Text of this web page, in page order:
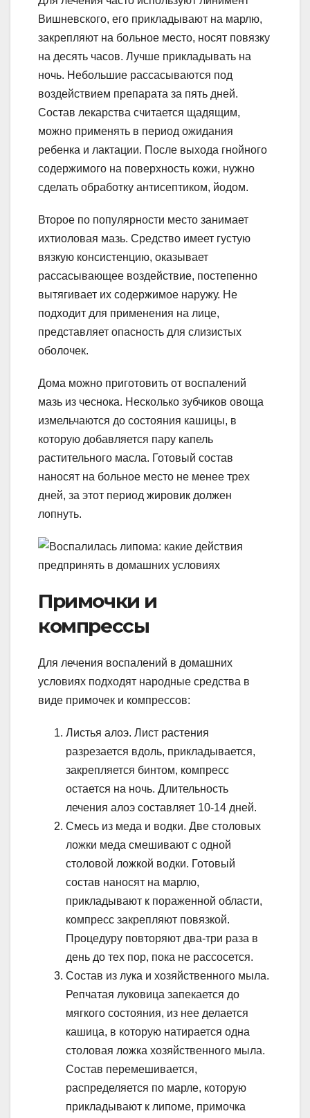
Вишневского, его прикладывают на марлю,
закрепляют на больное место, носят повязку
на десять часов. Лучше прикладывать на
ночь. Небольшие рассасываются под
воздействием препарата за пять дней.
Состав лекарства считается щадящим,
можно применять в период ожидания
ребенка и лактации. После выхода гнойного
содержимого на поверхность кожи, нужно
сделать обработку антисептиком, йодом.
Второе по популярности место занимает
ихтиоловая мазь. Средство имеет густую
вязкую консистенцию, оказывает
рассасывающее воздействие, постепенно
вытягивает их содержимое наружу. Не
подходит для применения на лице,
представляет опасность для слизистых
оболочек.
Дома можно приготовить от воспалений
мазь из чеснока. Несколько зубчиков овоща
измельчаются до состояния кашицы, в
которую добавляется пару капель
растительного масла. Готовый состав
наносят на больное место не менее трех
дней, за этот период жировик должен
лопнуть.
Примочки и
компрессы
Для лечения воспалений в домашних
условиях подходят народные средства в
виде примочек и компрессов:
Листья алоэ. Лист растения
разрезается вдоль, прикладывается,
закрепляется бинтом, компресс
остается на ночь. Длительность
лечения алоэ составляет 10-14 дней.
Смесь из меда и водки. Две столовых
ложки меда смешивают с одной
столовой ложкой водки. Готовый
состав наносят на марлю,
прикладывают к пораженной области,
компресс закрепляют повязкой.
Процедуру повторяют два-три раза в
день до тех пор, пока не рассосется.
Состав из лука и хозяйственного мыла.
Репчатая луковица запекается до
мягкого состояния, из нее делается
кашица, в которую натирается одна
столовая ложка хозяйственного мыла.
Состав перемешивается,
распределяется по марле, которую
прикладывают к липоме, примочка